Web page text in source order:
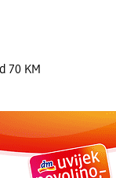
70 KM